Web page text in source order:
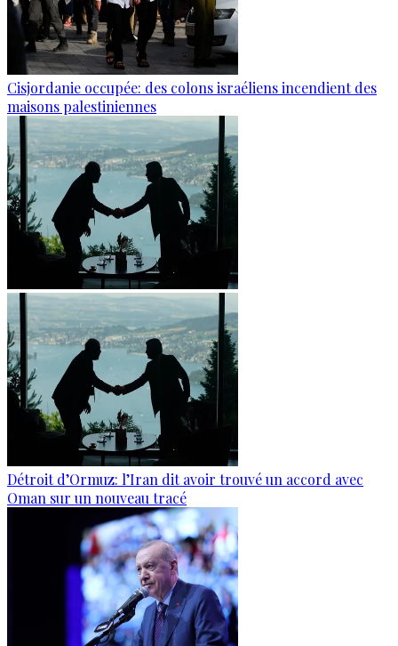
Cisjordanie occupée: des colons israéliens incendient des
maisons palestiniennes
Détroit d’Ormuz: l’Iran dit avoir trouvé un accord avec
Oman sur un nouveau tracé